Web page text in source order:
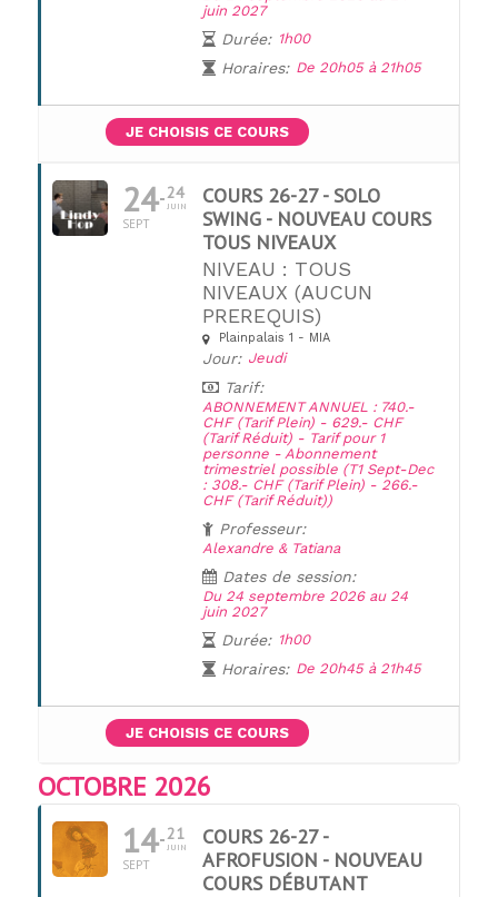
juin 2027
Durée: 1h00
Horaires: De 20h05 à 21h05
JE CHOISIS CE COURS
UNE QUESTION ?
24
SEPT
24
JUIN
COURS 26-27 - SOLO
SWING - NOUVEAU COURS
TOUS NIVEAUX
NIVEAU : TOUS
NIVEAUX (AUCUN
PREREQUIS)
Plainpalais 1 - MIA
Jour: Jeudi
Tarif:
ABONNEMENT ANNUEL : 740.-
CHF (Tarif Plein) - 629.- CHF
(Tarif Réduit) - Tarif pour 1
personne - Abonnement
trimestriel possible (T1 Sept-Dec
: 308.- CHF (Tarif Plein) - 266.-
CHF (Tarif Réduit))
Professeur:
Alexandre & Tatiana
Dates de session:
Du 24 septembre 2026 au 24
juin 2027
Durée: 1h00
Horaires: De 20h45 à 21h45
JE CHOISIS CE COURS
OCTOBRE 2026
14
SEPT
21
JUIN
COURS 26-27 -
AFROFUSION - NOUVEAU
COURS DÉBUTANT